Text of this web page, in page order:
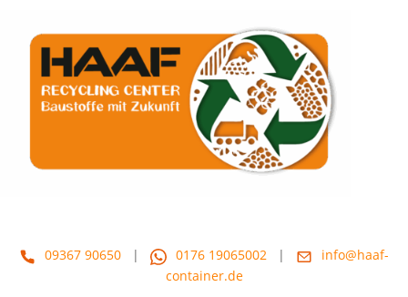
09367 90650 | 0176 19065002 |
info@haaf-
container.de